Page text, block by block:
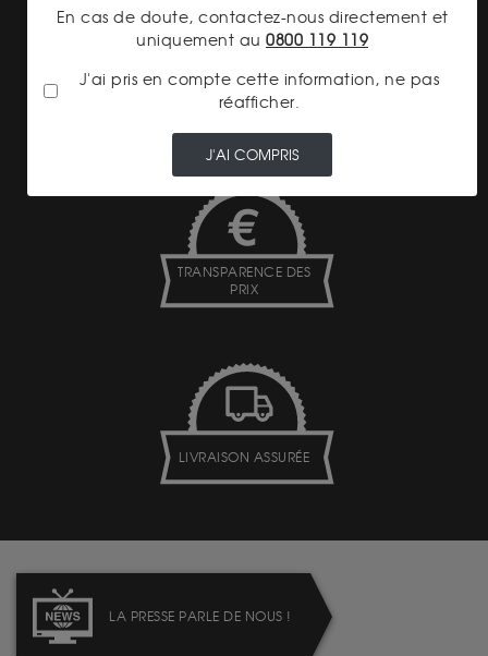
PAIEMENT SECURISÉ
TRANSPARENCE DES
PRIX
LIVRAISON ASSURÉE
LA PRESSE PARLE DE NOUS !
En cas de doute, contactez-nous directement et
uniquement au 0800 119 119
J'ai pris en compte cette information, ne pas
réafficher.
J'AI COMPRIS